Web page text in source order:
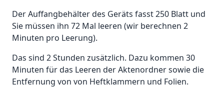
Der Auffangbehälter des Geräts fasst 250 Blatt und
Sie müssen ihn 72 Mal leeren (wir berechnen 2
Minuten pro Leerung).
Das sind 2 Stunden zusätzlich. Dazu kommen 30
Minuten für das Leeren der Aktenordner sowie die
Entfernung von von Heftklammern und Folien.